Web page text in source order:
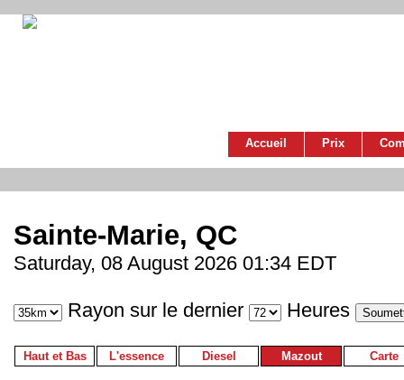
Accueil Prix
Sainte-Marie, QC
Saturday, 08 August 2026 01:34 EDT
Rayon sur le dernier Heures
Haut et Bas L'essence Diesel Mazout Carte